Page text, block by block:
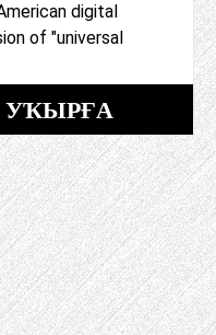
digital
of "universal